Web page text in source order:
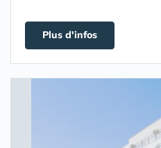
Plus d'infos